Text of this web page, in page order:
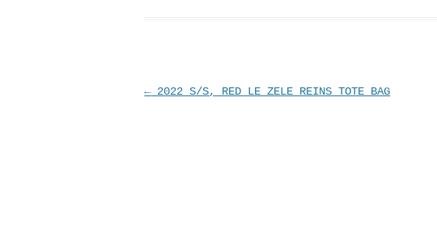
投
←2022 S/S, RED LE ZELE REINS TOTE BAG